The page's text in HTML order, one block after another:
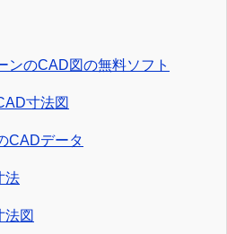
ンのCAD図の無料ソフト
寸法図
CADデータ
法
法図